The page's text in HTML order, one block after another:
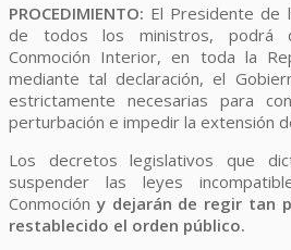
PROCEDIMIENTO: El Presidente de
de todos los ministros, podrá
Conmoción Interior, en toda la
mediante tal declaración, el
estrictamente necesarias para
perturbación e impedir la extensión
Los decretos legislativos que
suspender las leyes
Conmoción y dejarán de regir tan
restablecido el orden público.